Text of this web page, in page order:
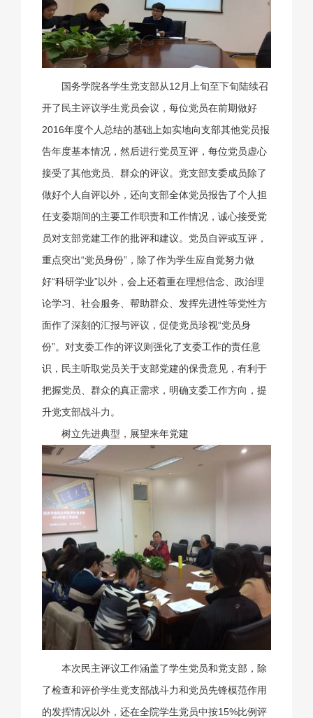
国务学院各学生党支部从12月上旬至下旬陆续召
开了民主评议学生党员会议，每位党员在前期做好
2016年度个人总结的基础上如实地向支部其他党员报
告年度基本情况，然后进行党员互评，每位党员虚心
接受了其他党员、群众的评议。党支部支委成员除了
做好个人自评以外，还向支部全体党员报告了个人担
任支委期间的主要工作职责和工作情况，诚心接受党
员对支部党建工作的批评和建议。党员自评或互评，
重点突出“党员身份”，除了作为学生应自觉努力做
好“科研学业”以外，会上还着重在理想信念、政治理
论学习、社会服务、帮助群众、发挥先进性等党性方
面作了深刻的汇报与评议，促使党员珍视“党员身
份”。对支委工作的评议则强化了支委工作的责任意
识，民主听取党员关于支部党建的保贵意见，有利于
把握党员、群众的真正需求，明确支委工作方向，提
升党支部战斗力。
树立先进典型，展望来年党建
本次民主评议工作涵盖了学生党员和党支部，除
了检查和评价学生党支部战斗力和党员先锋模范作用
的发挥情况以外，还在全院学生党员中按15%比例评